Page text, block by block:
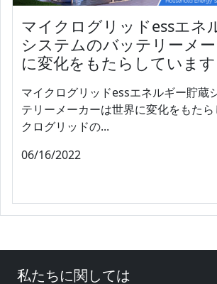
マイクログリッドessエネ
システムのバッテリーメ
に変化をもたらしています
マイクログリッドessエネルギー貯蔵
テリーメーカーは世界に変化をもた
クログリッドの...
06/16/2022
私たちに関しては